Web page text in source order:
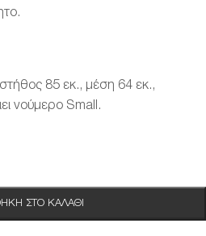
στήθος 85 εκ., μέση 64 εκ.,
νούμερο Small.
ΣΤΟ ΚΑΛΆΘΙ